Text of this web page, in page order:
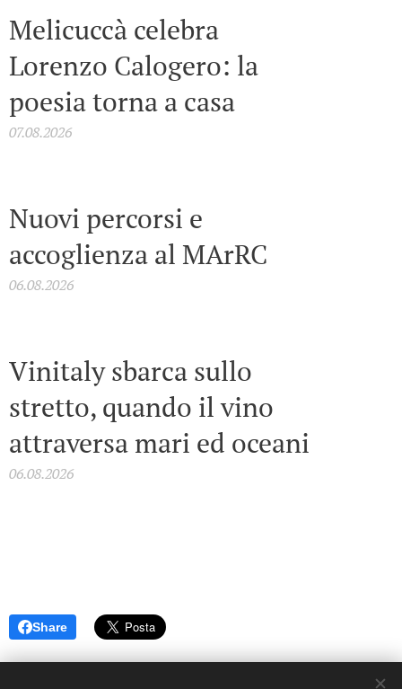
Melicuccà celebra
Lorenzo Calogero: la
poesia torna a casa
07.08.2026
Nuovi percorsi e
accoglienza al MArRC
06.08.2026
Vinitaly sbarca sullo
stretto, quando il vino
attraversa mari ed oceani
06.08.2026
Share